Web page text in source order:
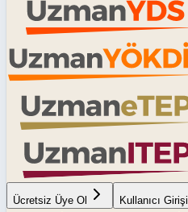
Ücretsiz Üye Ol Kullanıcı Girişi